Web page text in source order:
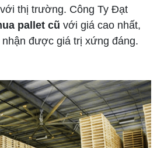
thị trường. Công Ty Đạt
pallet cũ với giá cao nhất,
được giá trị xứng đáng.